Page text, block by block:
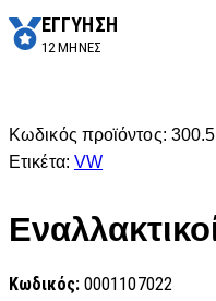
ΕΓΓΥΗΣΗ
12 ΜΗΝΕΣ
Κωδικός προϊόντος:
Ετικέτα: VW
Κωδικός: 0001107022